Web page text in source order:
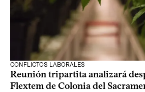
CONFLICTOS LABORALES
Reunión tripartita analizará
Flextem de Colonia del